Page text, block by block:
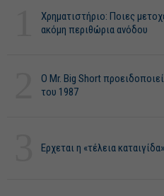
Χρηματιστήριο: Ποιες
ακόμη περιθώρια ανόδου
O Mr. Big Short
του 1987
Ερχεται η «τέλεια